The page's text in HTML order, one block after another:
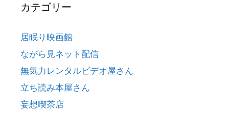
カテゴリー
居眠り映画館
ながら見ネット配信
無気力レンタルビデオ屋さん
立ち読み本屋さん
妄想喫茶店